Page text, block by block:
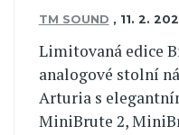
TM SOUND , 11. 2.
Limitovaná edice
analogové stolní
Arturia s
MiniBrute 2,